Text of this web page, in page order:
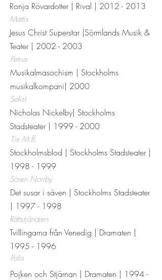
Ronja Rövardotter | Rival | 2012 - 2013
Mattis
Jesus Christ Superstar|Sörmlands Musik &
Teater | 2002 - 2003
Petrus
Musikalmasochism | Stockholms
musikalkompani| 2000
Solist
Nicholas Nickelby| Stockholms
Stadsteater | 1999 - 2000
Tix M.fl,
Stockholmsblod | Stockholms Stadsteater |
1998 - 1999
Sören Norrby
Det susar i säven | Stockholms Stadsteater
| 1997 - 1998
Rättstjänaren
Tvillingarna från Venedig | Dramaten |
1995 - 1996
Polis
Pojken och Stjärnan | Dramaten | 1994 -